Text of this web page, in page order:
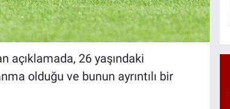
açıklamada, 26 yaşındaki
olduğu ve bunun ayrıntılı bir